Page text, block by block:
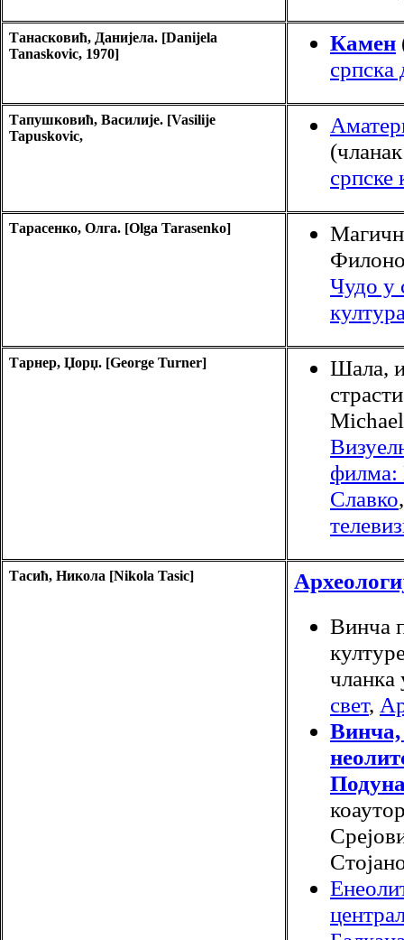
Танасковић, Данијела. [Danijela
Tanaskovic, 1970]
Камен
српска
Тапушковић, Василије. [Vasilije
Tapuskovic,
српске
Тарасенко, Олга. [Olga Tarasenko]
Чудо у
Тарнер, Џорџ. [George Turner]
Шала,
филма:
Славко
Тасић, Никола [Nikola Tasic]
Винча
свет,
Винча,